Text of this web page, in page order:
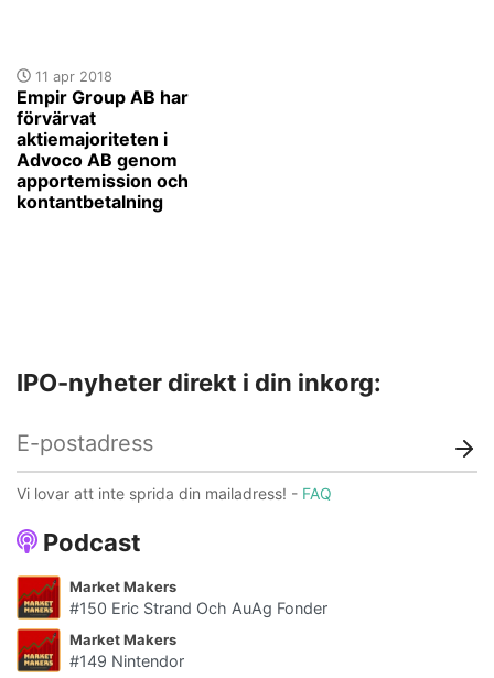
11 apr 2018
Empir Group AB har
förvärvat
aktiemajoriteten i
Advoco AB genom
apportemission och
kontantbetalning
Podcast
Market Makers
#150 Eric Strand Och AuAg Fonder
Market Makers
#149 Nintendor
IPO-nyheter direkt i din inkorg:
Vi lovar att inte sprida din mailadress! - FAQ